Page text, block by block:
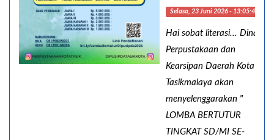
Selasa, 23 Juni 2026 - 13:05:44
Hai sobat literasi... Dinas
Perpustakaan dan
Kearsipan Daerah Kota
Tasikmalaya akan
menyelenggarakan "
LOMBA BERTUTUR
TINGKAT SD/MI SE-